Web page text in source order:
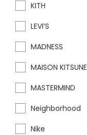
KITH
LEVI’S
MADNESS
MAISON KITSUNE
MASTERMIND
Neighborhood
Nike